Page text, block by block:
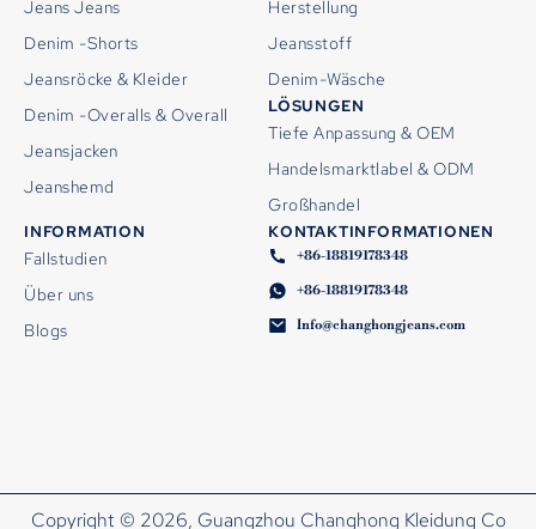
Jeans Jeans
Denim -Shorts
Jeansröcke & Kleider
Denim -Overalls & Overall
Jeansjacken
Jeanshemd
Herstellung
Jeansstoff
Denim-Wäsche
LÖSUNGEN
Tiefe Anpassung & OEM
Handelsmarktlabel & ODM
Großhandel
INFORMATION
Fallstudien
Über uns
Blogs
KONTAKTINFORMATIONEN
+86-18819178348
+86-18819178348
Info@changhongjeans.com
Copyright © 2026, Guangzhou Changhong Kleidung Co